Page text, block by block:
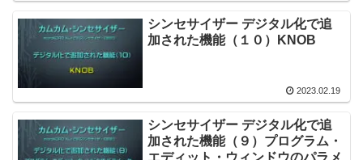
シンセサイザー デジタル化で追
加された機能（１０）KNOB
2023.02.19
シンセサイザー デジタル化で追
加された機能（９）プログラム・
エディット・ウィンドウのパラメ